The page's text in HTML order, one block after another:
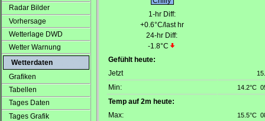
Radar Bilder
Vorhersage
Wetterlage DWD
Wetter Warnung
Wetterdaten
Grafiken
Tabellen
Tages Daten
Tages Grafik